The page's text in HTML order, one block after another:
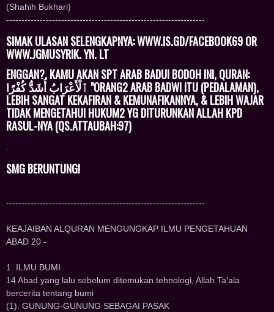
(Shahih Bukhari)
-----------------------------------------------------------------
SIMAK ULASAN SELENGKAPNYA: WWW.IS.GD/FACEBOOK69 OR
WWW.JGMUSYRIK. YN. LT
ENGGAN?, KAMU AKAN SPT ARAB BADUI BODOH INI, QURAN:
ٱلْأَعْرَابُ أَشَدُّ كُفْرًا "ORANG2 ARAB BADWI ITU (PEDALAMAN),
LEBIH SANGAT KEKAFIRAN & KEMUNAFIKANNYA, & LEBIH WAJAR
TIDAK MENGETAHUI HUKUM2 YG DITURUNKAN ALLAH KPD
RASUL-NYA (QS.ATTAUBAH:97)
.
SMG BERUNTUNG!
-----------------------------------------------------------------
KEAJAIBAN ALQURAN MENGUNGKAP ILMU PENGETAHUAN
ABAD 20 -
1. ILMU BUMI
14 Abad yang lalu sebelum ditemukan tehnologi, Allah Ta'ala
bercerita tentang bumi
(1). GUNUNG-GUNUNG SEBAGAI PASAK